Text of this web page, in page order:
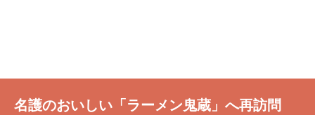
名護のおいしい「ラーメン鬼蔵」へ再訪問